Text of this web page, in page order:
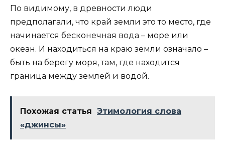
По видимому, в древности люди
предполагали, что край земли это то место, где
начинается бесконечная вода – море или
океан. И находиться на краю земли означало –
быть на берегу моря, там, где находится
граница между землей и водой.
Похожая статья Этимология слова
«джинсы»